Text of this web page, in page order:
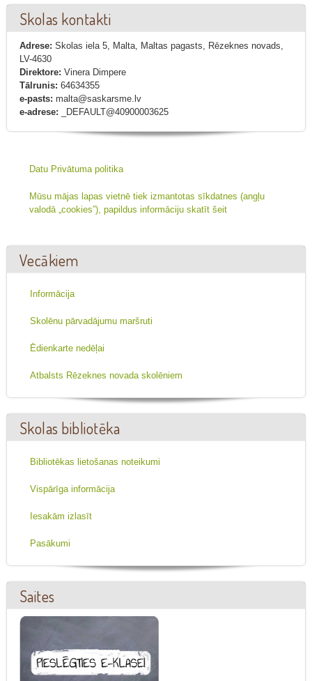
Skolas kontakti
Adrese: Skolas iela 5, Malta, Maltas pagasts, Rēzeknes novads,
LV-4630
Direktore: Vinera Dimpere
Tālrunis: 64634355
e-pasts: malta@saskarsme.lv
e-adrese: _DEFAULT@40900003625
Datu Privātuma politika
Mūsu mājas lapas vietnē tiek izmantotas sīkdatnes (angļu
valodā „cookies”), papildus informāciju skatīt šeit
Vecākiem
Informācija
Skolēnu pārvadājumu maršruti
Ēdienkarte nedēļai
Atbalsts Rēzeknes novada skolēniem
Skolas bibliotēka
Bibliotēkas lietošanas noteikumi
Vispārīga informācija
Iesakām izlasīt
Pasākumi
Saites